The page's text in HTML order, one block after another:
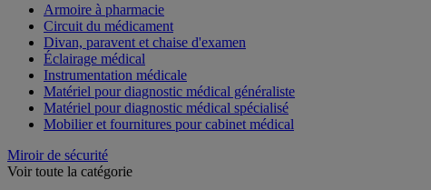
Armoire à pharmacie
Circuit du médicament
Divan, paravent et chaise d'examen
Éclairage médical
Instrumentation médicale
Matériel pour diagnostic médical généraliste
Matériel pour diagnostic médical spécialisé
Mobilier et fournitures pour cabinet médical
Miroir de sécurité
Voir toute la catégorie